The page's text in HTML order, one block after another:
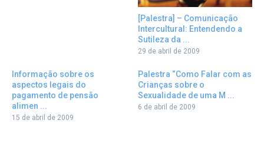
[Palestra] – Comunicação
Intercultural: Entendendo a
Sutileza da ...
29 de abril de 2009
Informação sobre os
aspectos legais do
pagamento de pensão
alimen ...
15 de abril de 2009
Palestra “Como Falar com as
Crianças sobre o
Sexualidade de uma M ...
6 de abril de 2009